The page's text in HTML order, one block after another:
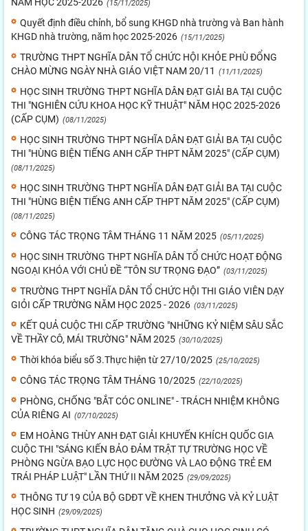
(15/11/2025)
Quyết định điều chỉnh, bổ sung KHGD nhà trường và Ban hành
KHGD nhà trường, năm học 2025-2026 (15/11/2025)
TRƯỜNG THPT NGHĨA DÂN TỔ CHỨC HỘI KHỎE PHÙ ĐỔNG
CHÀO MỪNG NGÀY NHÀ GIÁO VIỆT NAM 20/11
(11/11/2025)
HỌC SINH TRƯỜNG THPT NGHĨA DÂN ĐẠT GIẢI BA TẠI CUỘC
THI "NGHIÊN CỨU KHOA HỌC KỸ THUẬT" NĂM HỌC 2025-2026
(CẤP CỤM) (08/11/2025)
HỌC SINH TRƯỜNG THPT NGHĨA DÂN ĐẠT GIẢI BA TẠI CUỘC
THI "HÙNG BIỆN TIẾNG ANH CẤP THPT NĂM 2025" (CẤP CỤM)
(08/11/2025)
HỌC SINH TRƯỜNG THPT NGHĨA DÂN ĐẠT GIẢI BA TẠI CUỘC
THI "HÙNG BIỆN TIẾNG ANH CẤP THPT NĂM 2025" (CẤP CỤM)
(08/11/2025)
CÔNG TÁC TRỌNG TÂM THÁNG 11 NĂM 2025 (05/11/2025)
HỌC SINH TRƯỜNG THPT NGHĨA DÂN TỔ CHỨC HOẠT ĐỘNG
NGOẠI KHÓA VỚI CHỦ ĐỀ “TÔN SƯ TRỌNG ĐẠO” (03/11/2025)
TRƯỜNG THPT NGHĨA DÂN TỔ CHỨC HỘI THI GIÁO VIÊN DẠY
GIỎI CẤP TRƯỜNG NĂM HỌC 2025 - 2026 (03/11/2025)
KẾT QUẢ CUỘC THI CẤP TRƯỜNG "NHỮNG KỶ NIỆM SÂU SẮC
VỀ THẦY CÔ, MÁI TRƯỜNG" NĂM 2025 (30/10/2025)
Thời khóa biểu số 3.Thực hiện từ 27/10/2025 (25/10/2025)
CÔNG TÁC TRỌNG TÂM THÁNG 10/2025 (22/10/2025)
PHÒNG, CHỐNG "BẮT CÓC ONLINE" - TRÁCH NHIỆM KHÔNG
CỦA RIÊNG AI (07/10/2025)
EM HOÀNG THÙY ANH ĐẠT GIẢI KHUYẾN KHÍCH QUỐC GIA
CUỘC THI "SÁNG KIẾN BẢO ĐẢM TRẬT TỰ TRƯỜNG HỌC VỀ
PHÒNG NGỪA BẠO LỰC HỌC ĐƯỜNG VÀ LAO ĐỘNG TRẺ EM
TRÁI PHÁP LUẬT" LẦN THỨ II NĂM 2025 (29/09/2025)
THÔNG TƯ 19 CỦA BỘ GDĐT VỀ KHEN THƯỞNG VÀ KỶ LUẬT
HỌC SINH (29/09/2025)